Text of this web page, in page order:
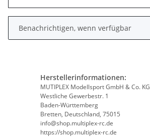
Benachrichtigen, wenn verfügbar
Herstellerinformationen:
MUTIPLEX Modellsport GmbH & Co. KG
Westliche Gewerbestr. 1
Baden-Württemberg
Bretten, Deutschland, 75015
info@shop.multiplex-rc.de
https://shop.multiplex-rc.de